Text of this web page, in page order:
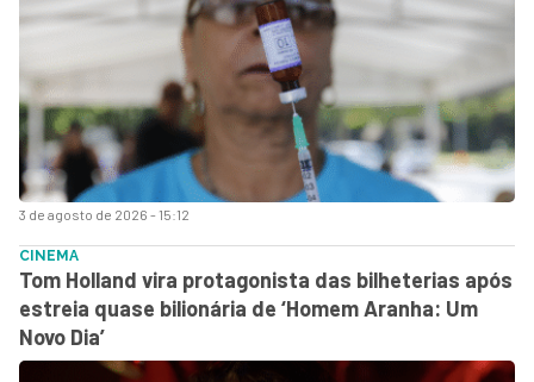
3 de agosto de 2026 - 15:12
CINEMA
Tom Holland vira protagonista das bilheterias após
estreia quase bilionária de ‘Homem Aranha: Um
Novo Dia’